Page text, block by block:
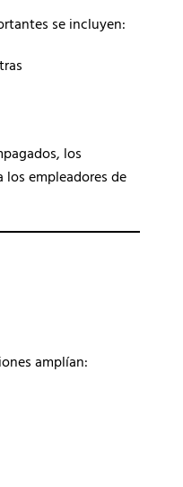
se incluyen:
los
empleadores de
amplían: